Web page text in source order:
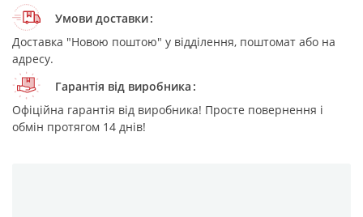
Умови доставки
Доставка "Новою поштою" у відділення, поштомат або на
адресу.
Гарантія від виробника
Офіційна гарантія від виробника! Просте повернення і
обмін протягом 14 днів!